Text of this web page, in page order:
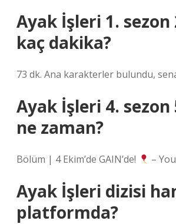
Ayak İşleri 1.
kaç dakika?
73 dk. Ana karakterler bulundu,
Ayak İşleri 4.
ne zaman?
Bölüm | 4 Ekim’de GAIN’de! –
Ayak İşleri dizisi
platformda?